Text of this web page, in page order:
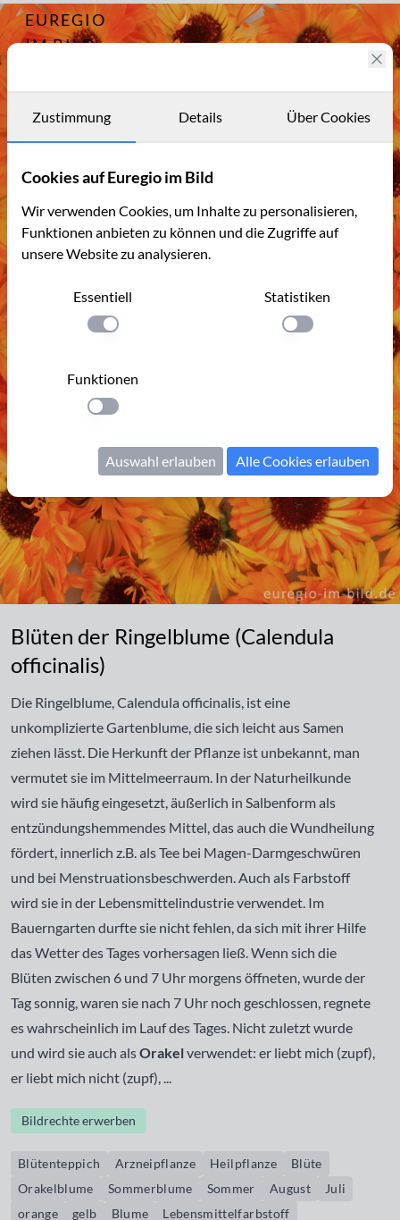
EUREGIO
IM BILD
Archiv
Kontakt
Archiv 8779
Blüten der Ringelblume (Calendula
officinalis)
Die Ringelblume, Calendula officinalis, ist eine
unkomplizierte Gartenblume, die sich leicht aus Samen
ziehen lässt. Die Herkunft der Pflanze ist unbekannt, man
vermutet sie im Mittelmeerraum. In der Naturheilkunde
wird sie häufig eingesetzt, äußerlich in Salbenform als
entzündungshemmendes Mittel, das auch die Wundheilung
fördert, innerlich z.B. als Tee bei Magen-Darmgeschwüren
und bei Menstruationsbeschwerden. Auch als Farbstoff
wird sie in der Lebensmittelindustrie verwendet. Im
Bauerngarten durfte sie nicht fehlen, da sich mit ihrer Hilfe
das Wetter des Tages vorhersagen ließ. Wenn sich die
Blüten zwischen 6 und 7 Uhr morgens öffneten, wurde der
Tag sonnig, waren sie nach 7 Uhr noch geschlossen, regnete
es wahrscheinlich im Lauf des Tages. Nicht zuletzt wurde
und wird sie auch alsOrakelverwendet: er liebt mich (zupf),
er liebt mich nicht (zupf), ...
Bildrechte erwerben
Blütenteppich Arzneipflanze Heilpflanze
Blüte
Orakelblume
Sommerblume Sommer August
Juli
orange
gelb Blume
Lebensmittelfarbstoff
Zustimmung Details Über Cookies
Cookies auf Euregio im Bild
Wir verwenden Cookies, um Inhalte zu personalisieren,
Funktionen anbieten zu können und die Zugriffe auf
unsere Website zu analysieren.
Essentiell
Einstellung anwenden
Statistiken
Einstellung
Funktionen
Einstellung anwenden
Auswahl erlauben Alle Cookies erlauben